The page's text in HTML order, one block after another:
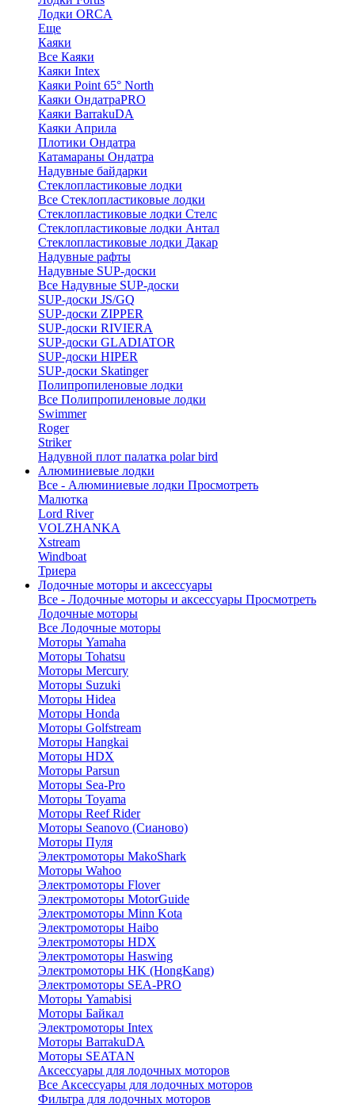
Лодки ORCA
Еще
Каяки
Все Каяки
Каяки Intex
Каяки Point 65° North
Каяки ОндатраPRO
Каяки BarrakuDA
Каяки Априла
Плотики Ондатра
Катамараны Ондатра
Надувные байдарки
Стеклопластиковые лодки
Все Стеклопластиковые лодки
Стеклопластиковые лодки Стелс
Стеклопластиковые лодки Антал
Стеклопластиковые лодки Дакар
Надувные рафты
Надувные SUP-доски
Все Надувные SUP-доски
SUP-доски JS/GQ
SUP-доски ZIPPER
SUP-доски RIVIERA
SUP-доски GLADIATOR
SUP-доски HIPER
SUP-доски Skatinger
Полипропиленовые лодки
Все Полипропиленовые лодки
Swimmer
Roger
Striker
Надувной плот палатка polar bird
Алюминиевые лодки
Все - Алюминиевые лодки Просмотреть
Малютка
Lord River
VOLZHANKA
Xstream
Windboat
Триера
Лодочные моторы и аксессуары
Все - Лодочные моторы и аксессуары Просмотреть
Лодочные моторы
Все Лодочные моторы
Моторы Yamaha
Моторы Tohatsu
Моторы Mercury
Моторы Suzuki
Моторы Hidea
Моторы Honda
Моторы Golfstream
Моторы Hangkai
Моторы HDX
Моторы Parsun
Моторы Sea-Pro
Моторы Toyama
Моторы Reef Rider
Моторы Seanovo (Сианово)
Моторы Пуля
Электромоторы MakoShark
Моторы Wahoo
Электромоторы Flover
Электромоторы MotorGuide
Электромоторы Minn Kota
Электромоторы Haibo
Электромоторы HDX
Электромоторы Haswing
Электромоторы HK (HongKang)
Электромоторы SEA-PRO
Моторы Yamabisi
Моторы Байкал
Электромоторы Intex
Моторы BarrakuDA
Моторы SEATAN
Аксессуары для лодочных моторов
Все Аксессуары для лодочных моторов
Фильтра для лодочных моторов